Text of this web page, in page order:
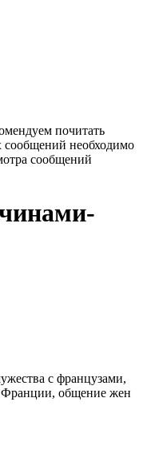
почитать
сообщений необходимо
сообщений
с французами,
Франции, общение жен